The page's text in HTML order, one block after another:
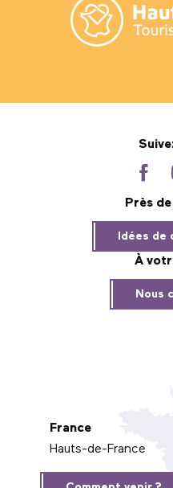
Près
Idées de
À
Nous
France
Hauts-de-France